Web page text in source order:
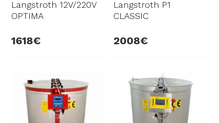
Langstroth 12V/220V
OPTIMA
1618
Langstroth P1
CLASSIC
2008